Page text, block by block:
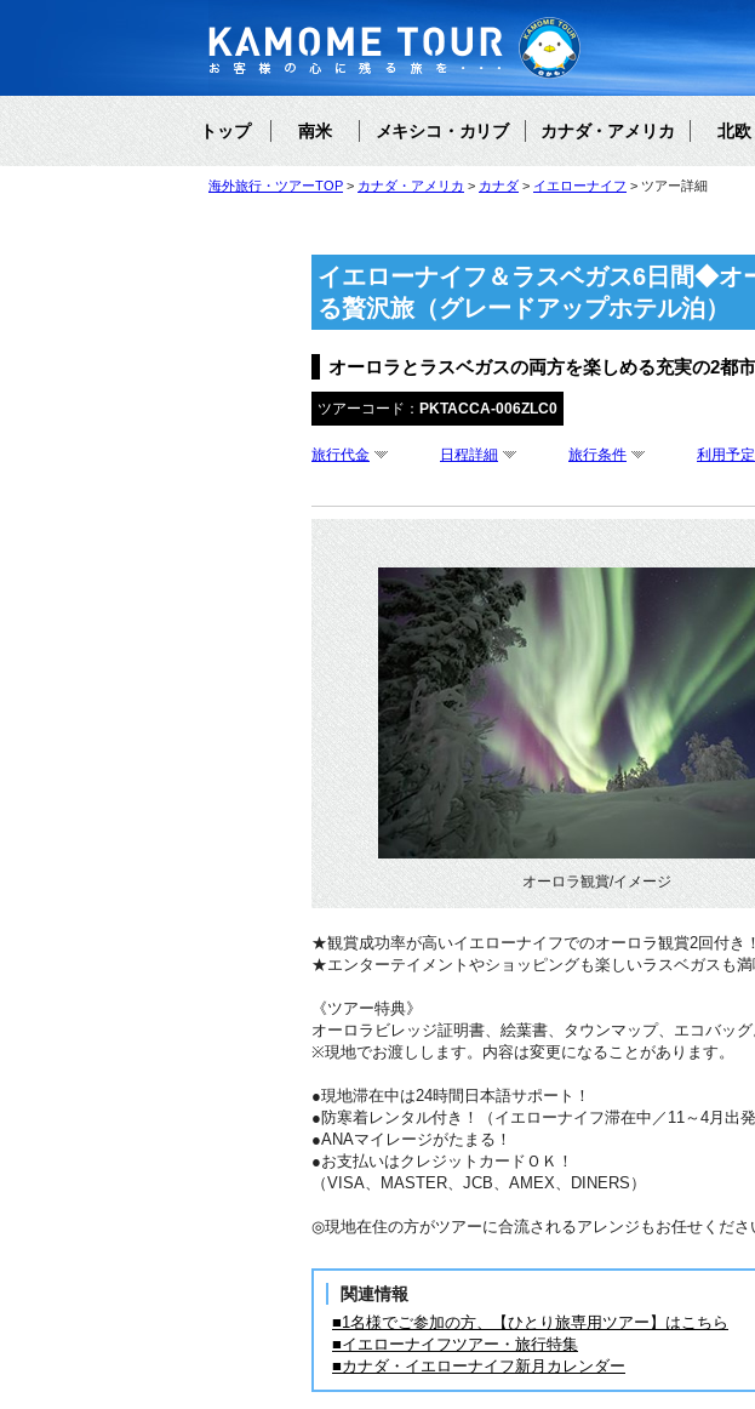
トップ 南米 メキシコ・カリブ カナダ・アメリカ 北欧
海外旅行・ツアーTOP カナダ・アメリカ カナダ イエローナイフ ツアー詳細
イエローナイフ＆ラスベガス6日間◆オ
る贅沢旅（グレードアップホテル泊）
オーロラとラスベガスの両方を楽しめる充実の2都
ツアーコード： PKTACCA-006ZLC0
旅行代金 日程詳細 旅行条件 利用予
オーロラ観賞/イメージ
★観賞成功率が高いイエローナイフでのオーロラ観賞2回付き！
★エンターテイメントやショッピングも楽しいラスベガスも満
《ツアー特典》
オーロラビレッジ証明書、絵葉書、タウンマップ、エコバッグ
※現地でお渡しします。内容は変更になることがあります。
●現地滞在中は24時間日本語サポート！
●防寒着レンタル付き！（イエローナイフ滞在中／11～4月出発
●ANAマイレージがたまる！
●お支払いはクレジットカードＯＫ！
（VISA、MASTER、JCB、AMEX、DINERS）
◎現地在住の方がツアーに合流されるアレンジもお任せくださ
関連情報
■1名様でご参加の方、【ひとり旅専用ツアー】はこちら
■イエローナイフツアー・旅行特集
■カナダ・イエローナイフ新月カレンダー